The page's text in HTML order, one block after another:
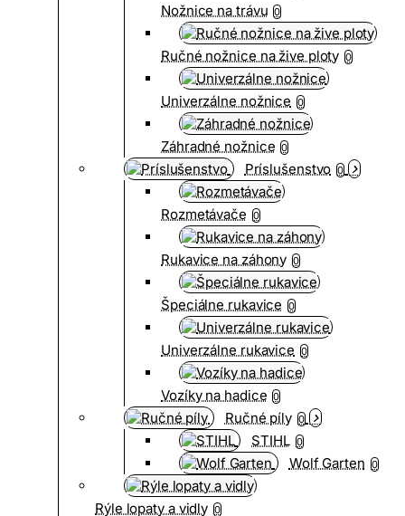
Nožnice na trávu 0
Ručné nožnice na žive ploty 0
Univerzálne nožnice 0
Záhradné nožnice 0
Príslušenstvo 0
Rozmetávače 0
Rukavice na záhony 0
Špeciálne rukavice 0
Univerzálne rukavice 0
Vozíky na hadice 0
Ručné píly 0
STIHL 0
Wolf Garten 0
Rýle lopaty a vidly 0